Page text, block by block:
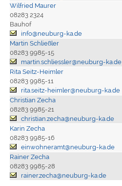
Wilfried Maurer
08283 2324
Bauhof
info@neuburg-ka.de
Martin Schließler
08283 9985-15
martin.schliessler@neuburg-ka.de
Rita Seitz-Heimler
08283 9985-11
rita.seitz-heimler@neuburg-ka.de
Christian Zecha
08283 9985-21
christian.zecha@neuburg-ka.de
Karin Zecha
08283 9985-16
einwohneramt@neuburg-ka.de
Rainer Zecha
08283 9985-28
rainer.zecha@neuburg-ka.de